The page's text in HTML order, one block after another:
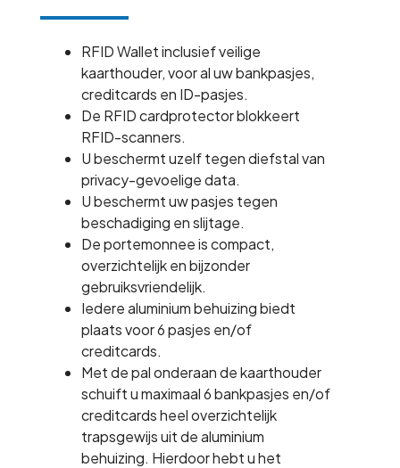
RFID Wallet inclusief veilige
kaarthouder, voor al uw bankpasjes,
creditcards en ID-pasjes.
De RFID cardprotector blokkeert
RFID-scanners.
U beschermt uzelf tegen diefstal van
privacy-gevoelige data.
U beschermt uw pasjes tegen
beschadiging en slijtage.
De portemonnee is compact,
overzichtelijk en bijzonder
gebruiksvriendelijk.
Iedere aluminium behuizing biedt
plaats voor 6 pasjes en/of
creditcards.
Met de pal onderaan de kaarthouder
schuift u maximaal 6 bankpasjes en/of
creditcards heel overzichtelijk
trapsgewijs uit de aluminium
behuizing. Hierdoor hebt u het